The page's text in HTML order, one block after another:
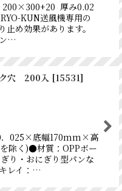
厚み0.02
KUN送風機専用の
め効果があります。
…
ク穴 200入 [15531]
025×底幅170mm×高
除く)●材質：OPPボー
り・おにぎり型パンな
レイ：…